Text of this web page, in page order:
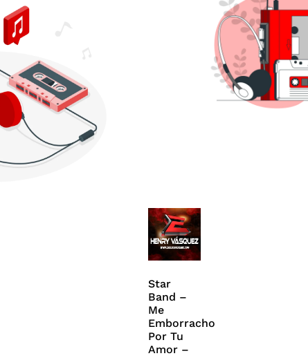
Star
Band –
Me
Emborracho
Por Tu
Amor –